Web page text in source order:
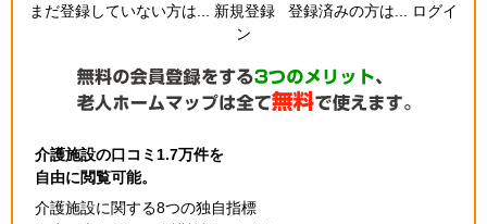
まだ登録していない方は... 新規登録 登録済みの方は...
ログイ
ン
介護施設の口コミ1.7万件を
自由に閲覧可能。
介護施設に関する8つの独自指標